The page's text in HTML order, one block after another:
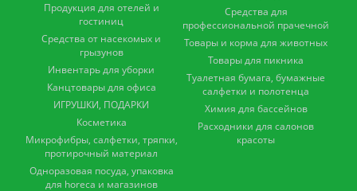
Продукция для отелей и
гостиниц
Средства от насекомых и
грызунов
Инвентарь для уборки
Канцтовары для офиса
ИГРУШКИ, ПОДАРКИ
Косметика
Микрофибры, салфетки, тряпки,
протирочный материал
Одноразовая посуда, упаковка
для horeca и магазинов
Средства для
профессиональной прачечной
Товары и корма для животных
Товары для пикника
Туалетная бумага, бумажные
салфетки и полотенца
Химия для бассейнов
Расходники для салонов
красоты